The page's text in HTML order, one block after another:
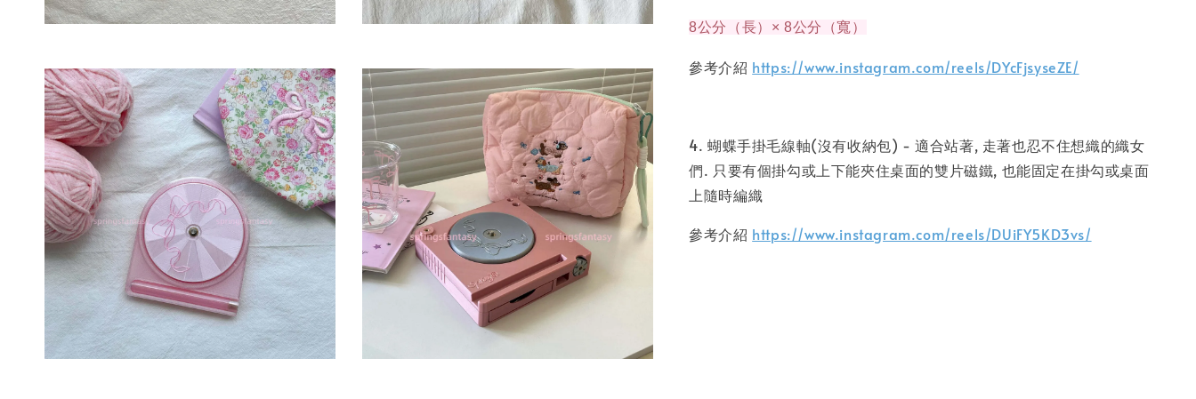
8公分（長）× 8公分（寬）
參考介紹 https://www.instagram.com/reels/DYcFjsyseZE/
4. 蝴蝶手掛毛線軸(沒有收納包) - 適合站著, 走著也忍不住想織的織女
們. 只要有個掛勾或上下能夾住桌面的雙片磁鐵, 也能固定在掛勾或桌面
上隨時編織
參考介紹 https://www.instagram.com/reels/DUiFY5KD3vs/